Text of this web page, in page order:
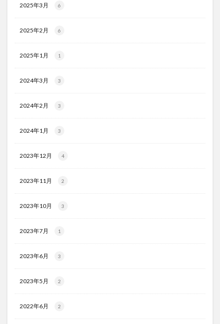
2025年3月 6
2025年2月 6
2025年1月 1
2024年3月 3
2024年2月 3
2024年1月 3
2023年12月 4
2023年11月 2
2023年10月 3
2023年7月 1
2023年6月 3
2023年5月 2
2022年6月 2